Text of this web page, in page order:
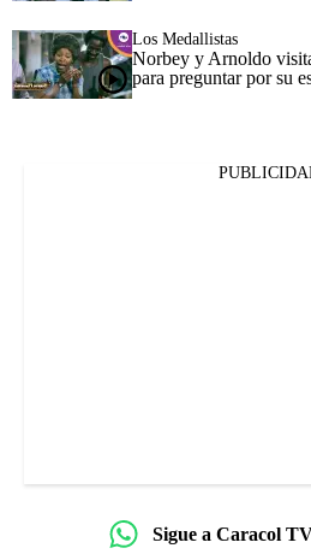
Los Medallistas
Norbey y Arnoldo
para preguntar por su
Sigue a Caracol